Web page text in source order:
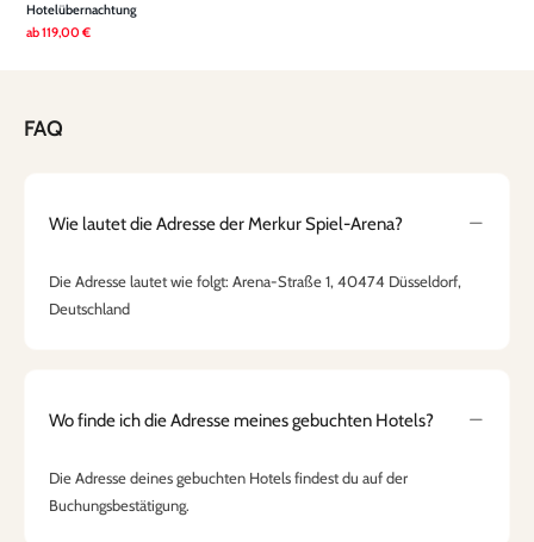
Hotelübernachtung
ab119,00 €
FAQ
Wie lautet die Adresse der Merkur Spiel-Arena?
Die Adresse lautet wie folgt: Arena-Straße 1, 40474 Düsseldorf,
Deutschland
Wo finde ich die Adresse meines gebuchten Hotels?
Die Adresse deines gebuchten Hotels findest du auf der
Buchungsbestätigung.